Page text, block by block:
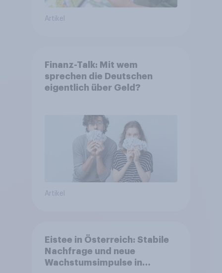
Artikel
Finanz-Talk: Mit wem
sprechen die Deutschen
eigentlich über Geld?
Artikel
Eistee in Österreich: Stabile
Nachfrage und neue
Wachstumsimpulse in